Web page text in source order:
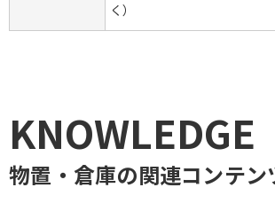
く）
KNOWLEDGE
物置・倉庫の関連コンテン